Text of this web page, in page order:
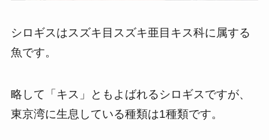
シロギスはスズキ目スズキ亜目キス科に属する
魚です。
略して「キス」ともよばれるシロギスですが、
東京湾に生息している種類は1種類です。